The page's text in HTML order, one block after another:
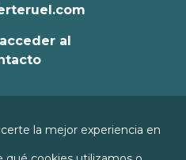
al
de
Política de
Privacidad
la mejor experiencia en